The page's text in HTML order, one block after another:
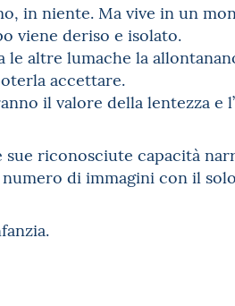
in niente. Ma vive in un
viene deriso e isolato.
le altre lumache la
accettare.
il valore della lentezza e
riconosciute capacità
di immagini con il